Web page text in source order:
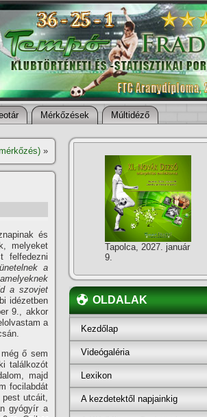
Mérkőzések Múltidéző
»
és
melyeket
felfedezni
a
a szovjet
idézetben
9., akkor
a
ő sem
találkozót
majd
focilabdát
pest utcáit,
gyógyí­r a
Tapolca, 2027. január
9.
OLDALAK
Kezdőlap
Videógaléria
Lexikon
A kezdetektől napjainkig